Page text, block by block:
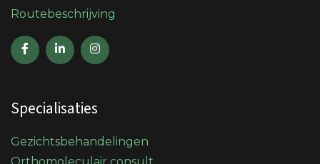
Routebeschrijving
Specialisaties
Gezichtsbehandelingen